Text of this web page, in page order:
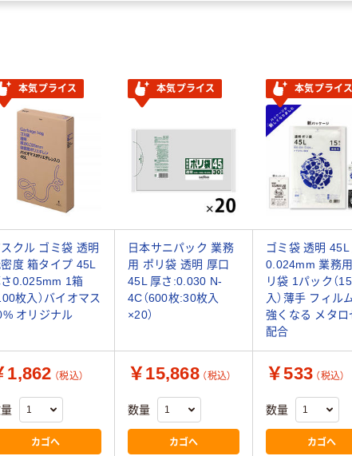
本気プライス 本気プライス 本気プライス
クル ゴミ袋 透明
度 箱タイプ 45L
0.025mm 1箱
枚入）バイオマス
オリジナル
日本サニパック 業務
用 ポリ袋 透明 厚口
45L 厚さ:0.030 N-
4C（600枚:30枚入
×20）
ゴミ袋 透明 45L
0.024mm 業務
リ袋 1パック（
入）薄手 フィル
強くなる メタロ
配合
1,862 （税込）
カゴへ
￥15,868 （税込）
数量
カゴへ
￥533 （税込）
数量
カゴへ